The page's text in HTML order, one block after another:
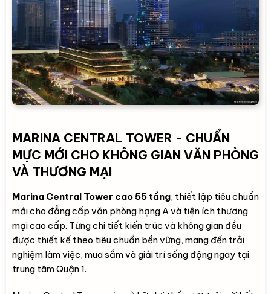
MARINA CENTRAL TOWER - CHUẨN
MỰC MỚI CHO KHÔNG GIAN VĂN PHÒNG
VÀ THƯƠNG MẠI
Marina Central Tower cao 55 tầng, thiết lập tiêu chuẩn
mới cho đẳng cấp văn phòng hạng A và tiện ích thương
mại cao cấp. Từng chi tiết kiến trúc và không gian đều
được thiết kế theo tiêu chuẩn bền vững, mang đến trải
nghiệm làm việc, mua sắm và giải trí sống động ngay tại
trung tâm Quận 1.